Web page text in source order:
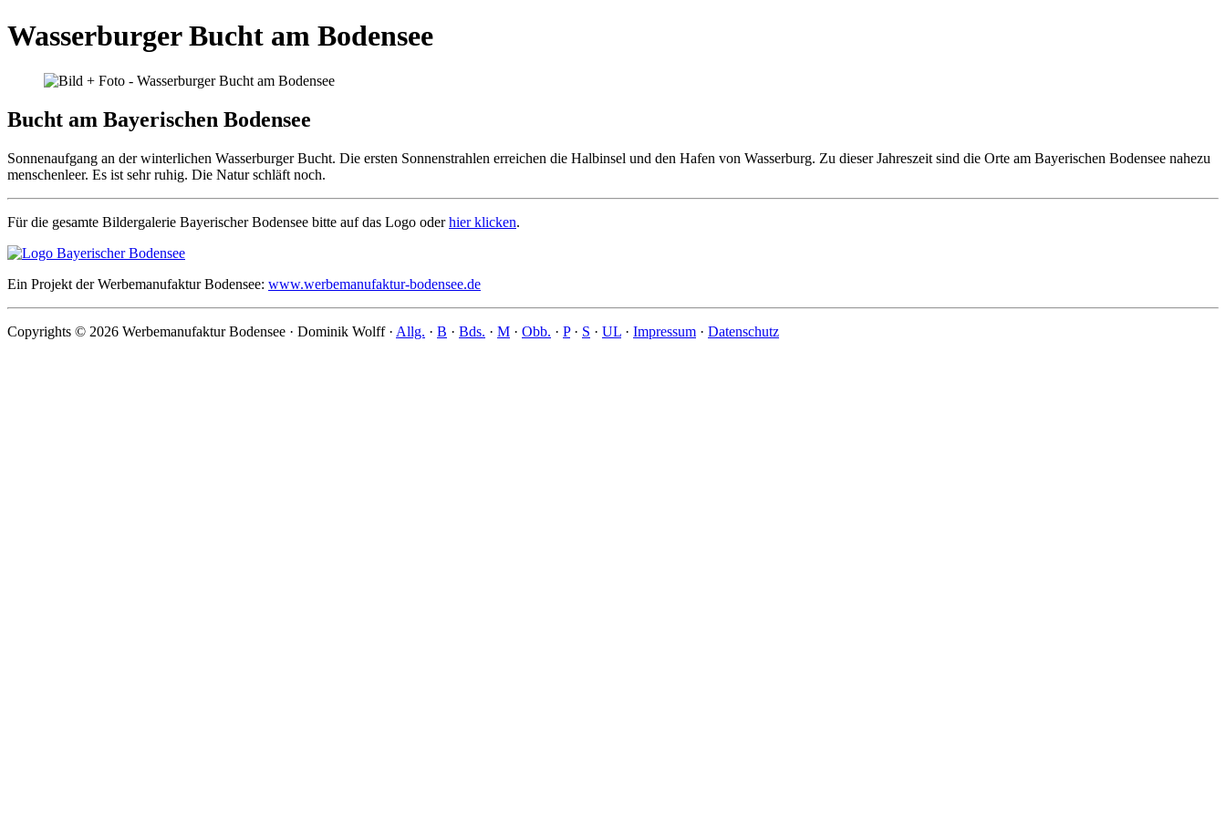
Wasserburger Bucht am Bodensee
Bucht am Bayerischen Bodensee
Sonnenaufgang an der winterlichen Wasserburger Bucht. Die ersten Sonnenstrahlen erreichen die Halbinsel und den Hafen von Wasserburg. Zu dieser Jahreszeit sind die Orte am Bayerischen Bodensee nahezu
menschenleer. Es ist sehr ruhig. Die Natur schläft noch.
Für die gesamte Bildergalerie Bayerischer Bodensee bitte auf das Logo oderhier klicken.
Ein Projekt der Werbemanufaktur Bodensee: www.werbemanufaktur-bodensee.de
Copyrights © 2026 Werbemanufaktur Bodensee · Dominik Wolff · Allg. · B · Bds. · M · Obb. · P· S · UL · Impressum · Datenschutz